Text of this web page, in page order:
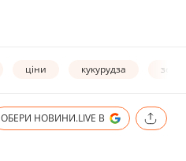
ціни кукурудза
ОБЕРИ НОВИНИ.LIVE В